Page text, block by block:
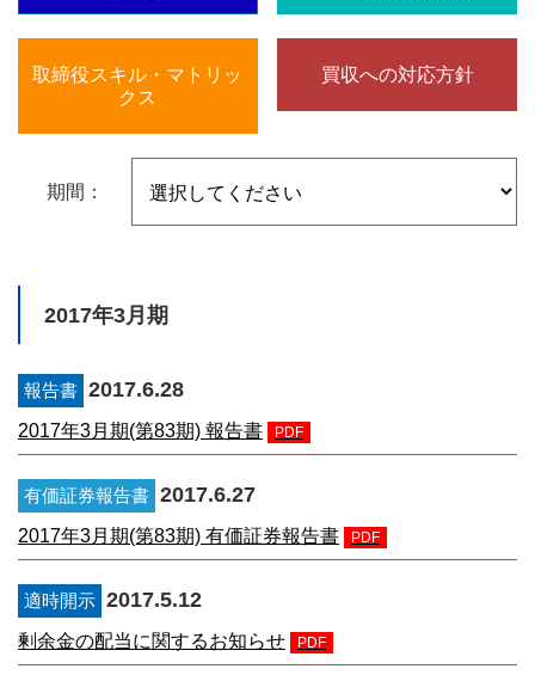
取締役スキル・マトリッ
クス
買収への対応方針
期間：
2017年3月期
報告書 2017.6.28
2017年3月期(第83期) 報告書 PDF
有価証券報告書 2017.6.27
2017年3月期(第83期) 有価証券報告書 PDF
適時開示 2017.5.12
剰余金の配当に関するお知らせ PDF